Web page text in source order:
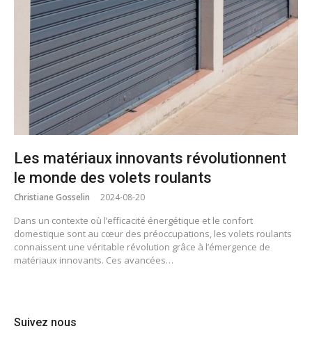
Les matériaux innovants révolutionnent
le monde des volets roulants
Christiane Gosselin 2024-08-20
Dans un contexte où l’efficacité énergétique et le confort
domestique sont au cœur des préoccupations, les volets roulants
connaissent une véritable révolution grâce à l’émergence de
matériaux innovants. Ces avancées…
Suivez nous